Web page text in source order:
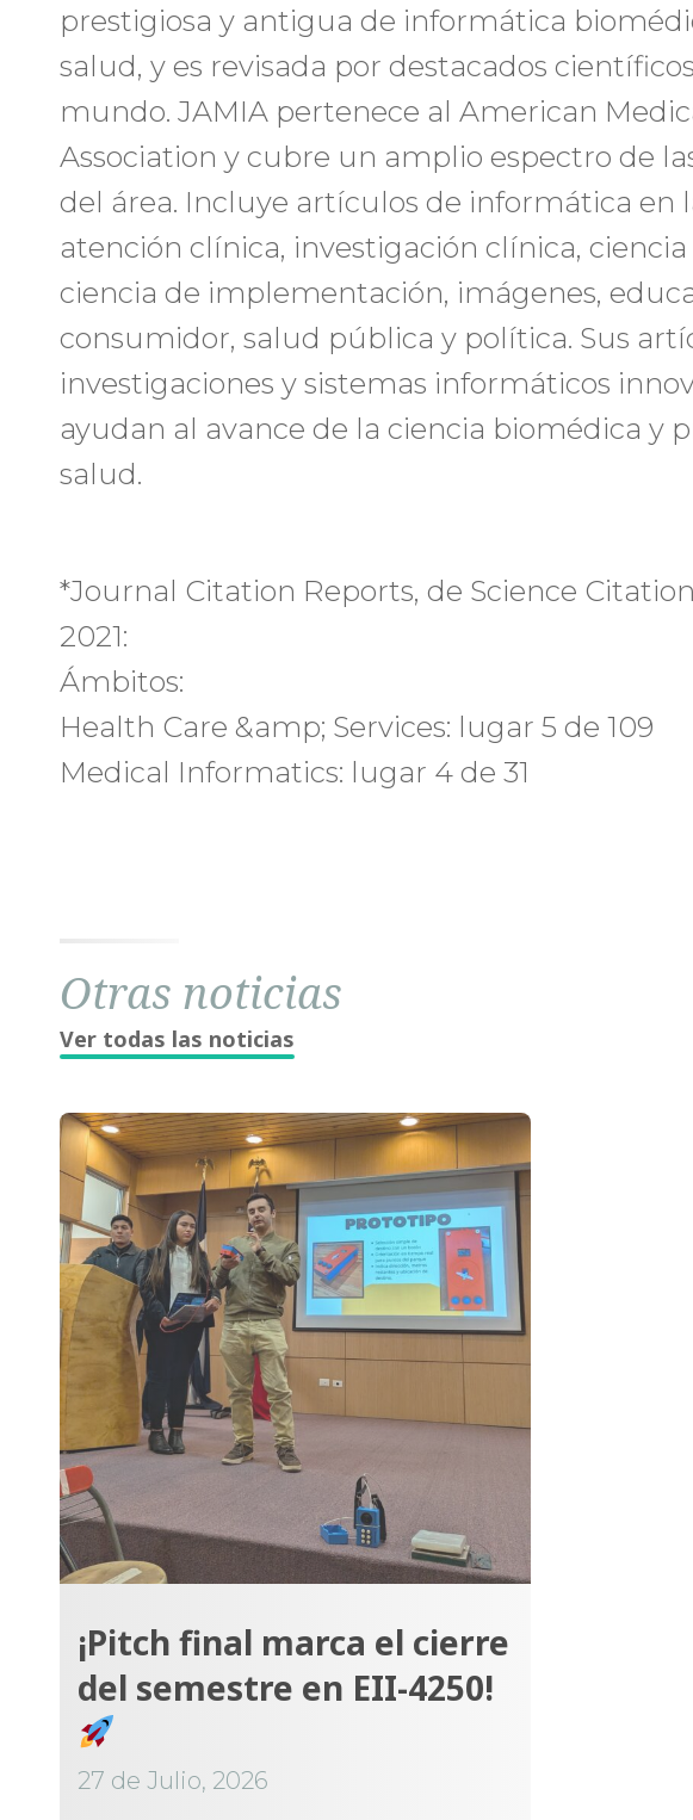
prestigiosa y antigua de informática
salud, y es revisada por destacados
mundo. JAMIA pertenece al American
Association y cubre un amplio espectro de
del área. Incluye artículos de informática en
atención clínica, investigación clínica,
ciencia de implementación, imágenes,
consumidor, salud pública y política. Sus
investigaciones y sistemas informáticos
ayudan al avance de la ciencia biomédica y
salud.
*Journal Citation Reports, de Science
2021:
Ámbitos:
Health Care &amp; Services: lugar 5 de 109
Medical Informatics: lugar 4 de 31
Otras noticias
Ver todas las noticias
¡Pitch final marca el cierre
del semestre en EII-4250!
27 de Julio, 2026